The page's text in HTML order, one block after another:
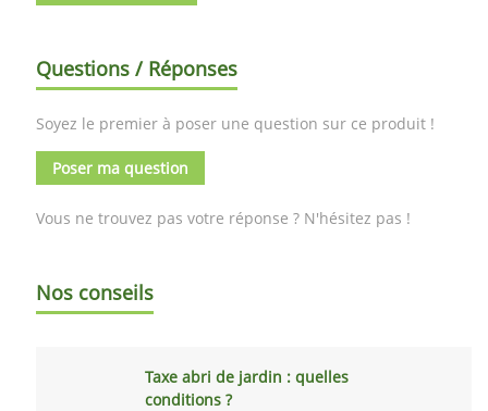
Questions / Réponses
Soyez le premier à poser une question sur ce produit !
Poser ma question
Vous ne trouvez pas votre réponse ? N'hésitez pas !
Nos conseils
Taxe abri de jardin : quelles
conditions ?